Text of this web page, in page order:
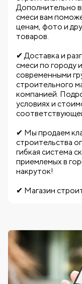
Дополнительно
смеси вам
ценам, фото и
товаров.
✔ Доставка и
смеси по городу
современными
строительного
компанией.
условиях и
✔ Мы продаем
строительства
гибкая система
приемлемых в
накруток!
✔ Магазин